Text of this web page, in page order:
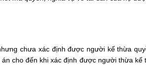
chưa xác định được người kế thừa
cho đến khi xác định được người thừa